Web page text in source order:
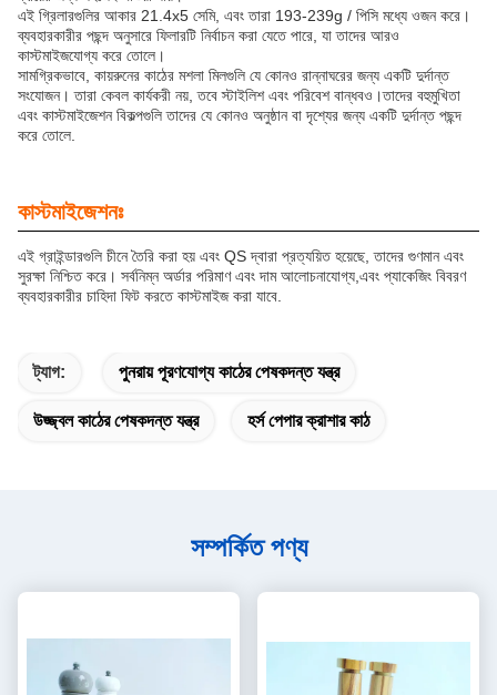
এই গ্রিলারগুলির আকার 21.4x5 সেমি, এবং তারা 193-239g / পিসি মধ্যে ওজন করে।
ব্যবহারকারীর পছন্দ অনুসারে ফিলারটি নির্বাচন করা যেতে পারে, যা তাদের আরও
কাস্টমাইজযোগ্য করে তোলে।
সামগ্রিকভাবে, কায়রুনের কাঠের মশলা মিলগুলি যে কোনও রান্নাঘরের জন্য একটি দুর্দান্ত
সংযোজন। তারা কেবল কার্যকরী নয়, তবে স্টাইলিশ এবং পরিবেশ বান্ধবও।তাদের বহুমুখিতা
এবং কাস্টমাইজেশন বিকল্পগুলি তাদের যে কোনও অনুষ্ঠান বা দৃশ্যের জন্য একটি দুর্দান্ত পছন্দ
করে তোলে.
কাস্টমাইজেশনঃ
এই গ্রাইন্ডারগুলি চীনে তৈরি করা হয় এবং QS দ্বারা প্রত্যয়িত হয়েছে, তাদের গুণমান এবং
সুরক্ষা নিশ্চিত করে। সর্বনিম্ন অর্ডার পরিমাণ এবং দাম আলোচনাযোগ্য,এবং প্যাকেজিং বিবরণ
ব্যবহারকারীর চাহিদা ফিট করতে কাস্টমাইজ করা যাবে.
ট্যাগ: পুনরায় পূরণযোগ্য কাঠের পেষকদন্ত যন্ত্র
উজ্জ্বল কাঠের পেষকদন্ত যন্ত্র হর্স পেপার ক্রাশার কাঠ
সম্পর্কিত পণ্য